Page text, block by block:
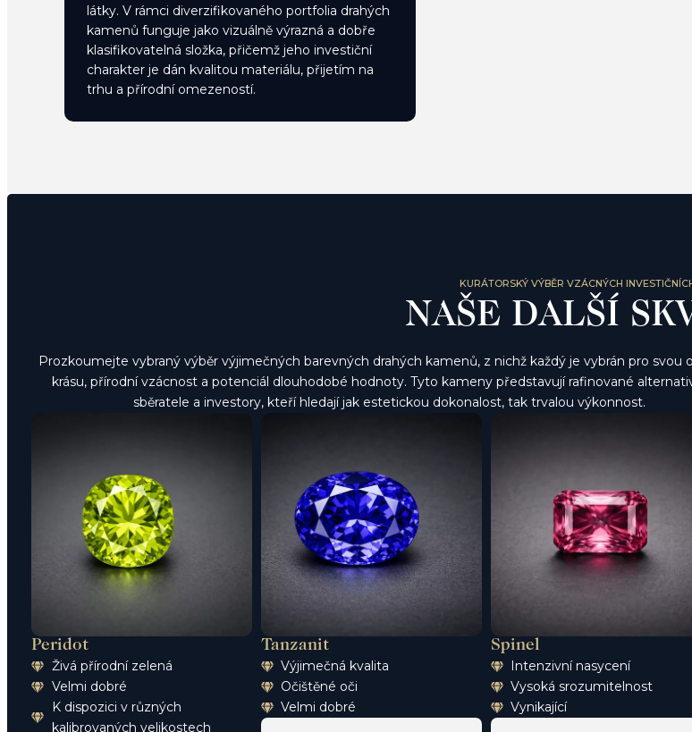
látky. V rámci diverzifikovaného portfolia drahých
kamenů funguje jako vizuálně výrazná a dobře
klasifikovatelná složka, přičemž jeho investiční
charakter je dán kvalitou materiálu, přijetím na
trhu a přírodní omezeností.
KURÁTORSKÝ VÝBĚR VZÁCNÝCH
NAŠE DALŠÍ
Prozkoumejte vybraný výběr výjimečných barevných drahých kamenů, z nichž každý je vybrán pro svou
krásu, přírodní vzácnost a potenciál dlouhodobé hodnoty. Tyto kameny představují rafinované
sběratele a investory, kteří hledají jak estetickou dokonalost, tak trvalou výkonnost.
Peridot
Živá přírodní zelená
Velmi dobré
K dispozici v různých
kalibrovaných velikostech
Tanzanit
Výjimečná kvalita
Očištěné oči
Velmi dobré
Spinel
Intenzivní nasycení
Vysoká srozumitelnost
Vynikající